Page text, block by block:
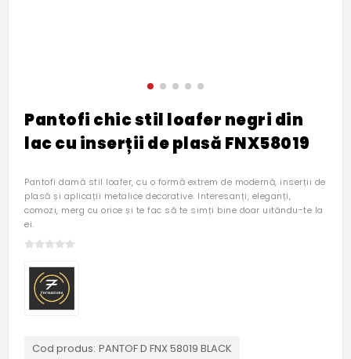
Pantofi chic stil loafer negri din
lac cu inserții de plasă FNX58019
Pantofi damă stil loafer, cu o formă extrem de modernă, inserții de
plasă și aplicații metalice decorative. Interesanți, eleganți,
comozi, merg cu orice și te fac să te simți bine doar uitându-te la
ei.
Cod produs: PANTOF D FNX 58019 BLACK